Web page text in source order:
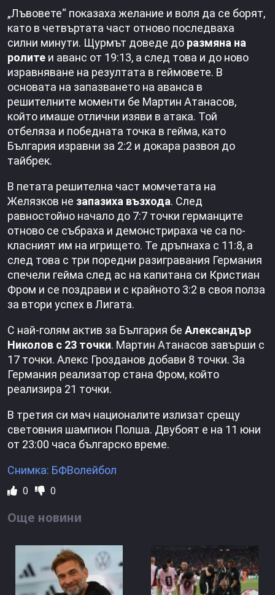
„Лъвовете“ показаха желание и воля да се борят,
като в четвъртата част отново последваха
силни минути. Щурмът доведе до размяна на
ролите и аванс от 19:13, а след това и до ново
изравняване на резултата в геймовете. В
основата на запазването на аванса в
решителните моменти бе Мартин Атанасов,
който имаше отлични изяви в атака. Той
отбеляза и победната точка в гейма, като
България изравни за 2:2 и докара развоя до
тайбрек.
В петата решителна част момчетата на
Желязков не запазиха възхода. След
равностойно начало до 7:7 точки германците
отново се събраха и демонстрираха че са по-
класният им на игрището. Те дръпнаха с 11:8, а
след това с три поредни разигравания Германия
спечели гейма след ас на капитана си Кристиан
Фром и се поздрави и с крайното 3:2 в своя полза
за втори успех в Лигата.
С най-голям актив за България бе Александър
Николов с 23 точки. Мартин Атанасов завърши с
17 точки. Алекс Грозданов добави 8 точки. За
Германия реализатор стана Фром, който
реализира 21 точки.
В третия си мач националите излизат срещу
световния шампион Полша. Двубоят е на 11 юни
от 23:00 часа българско време.
Снимка: БФВолейбол
0 0
Още новини